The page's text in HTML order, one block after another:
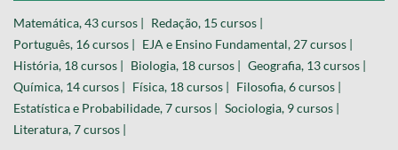
Matemática, 43 cursos | Redação, 15 cursos |
Português, 16 cursos | EJA e Ensino Fundamental, 27 cursos |
História, 18 cursos | Biologia, 18 cursos | Geografia, 13 cursos |
Química, 14 cursos | Física, 18 cursos | Filosofia, 6 cursos |
Estatística e Probabilidade, 7 cursos | Sociologia, 9 cursos |
Literatura, 7 cursos |